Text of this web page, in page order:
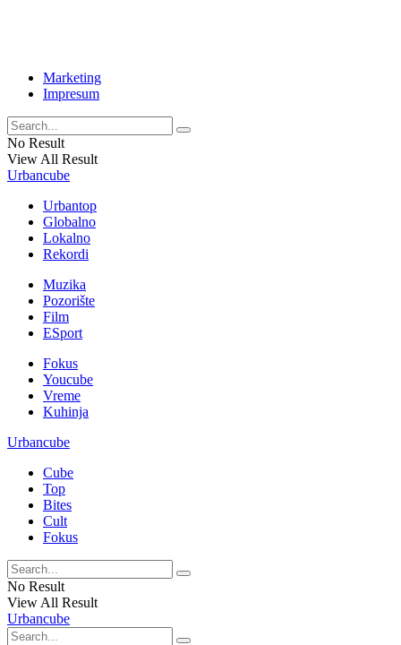
Marketing
Impresum
No Result
View All Result
Urbancube
Urbantop
Globalno
Lokalno
Rekordi
Muzika
Pozorište
Film
ESport
Fokus
Youcube
Vreme
Kuhinja
Urbancube
Cube
Top
Bites
Cult
Fokus
No Result
View All Result
Urbancube